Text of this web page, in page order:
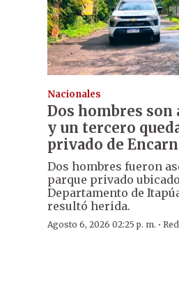
Nacionales
Dos hombres son
y un tercero
privado de
Dos hombres fueron
parque privado
Departamento de
resultó herida.
Agosto 6, 2026 02:25 p. m. ·